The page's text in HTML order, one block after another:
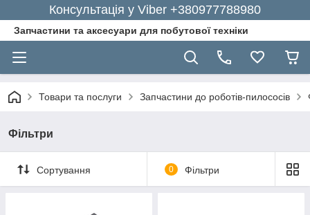
Консультація у Viber +380977788980
Запчастини та аксесуари для побутової техніки
Товари та послуги Запчастини до роботів-пилососів
Фільтри
Сортування 0 Фільтри